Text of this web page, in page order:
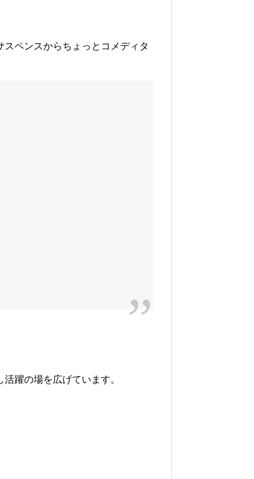
ペンスからちょっとコメディタ
躍の場を広げています。